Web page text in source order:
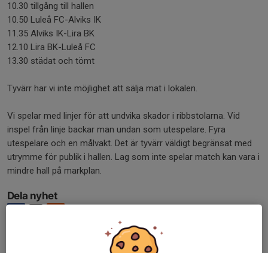
10.30 tillgång till hallen
10.50 Luleå FC-Alviks IK
11.35 Alviks IK-Lira BK
12.10 Lira BK-Luleå FC
13.30 städat och tömt
Tyvärr har vi inte möjlighet att sälja mat i lokalen.
Vi spelar med linjer för att undvika skador i ribbstolarna. Vid
inspel från linje backar man undan som utespelare. Fyra
utespelare och en målvakt. Det är tyvärr väldigt begränsat med
utrymme för publik i hallen. Lag som inte spelar match kan vara i
mindre hall på markplan.
Dela nyhet